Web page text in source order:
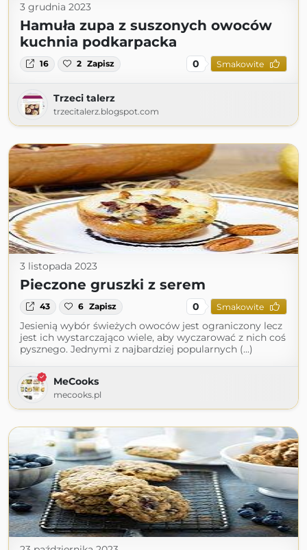
3 grudnia 2023
Hamuła zupa z suszonych owoców
kuchnia podkarpacka
16 2 Zapisz 0 Smakowite
Trzeci talerz
trzecitalerz.blogspot.com
3 listopada 2023
Pieczone gruszki z serem
43 6 Zapisz 0 Smakowite
Jesienią wybór świeżych owoców jest ograniczony lecz
jest ich wystarczająco wiele, aby wyczarować z nich coś
pysznego. Jednymi z najbardziej popularnych (...)
MeCooks
mecooks.pl